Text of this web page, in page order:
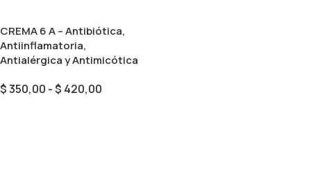
CREMA 6 A – Antibiótica,
Antiinflamatoria,
Antialérgica y Antimicótica
$350,00 -$ 420,00